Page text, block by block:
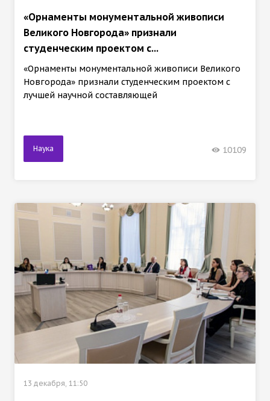
«Орнаменты монументальной живописи
Великого Новгорода» признали
студенческим проектом с...
«Орнаменты монументальной живописи Великого
Новгорода» признали студенческим проектом с
лучшей научной составляющей
Наука 10109
13 декабря, 11:50